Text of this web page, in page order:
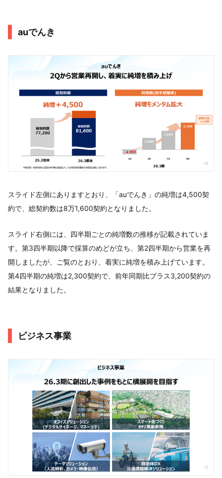
auでんき
スライド左側にありますとおり、「auでんき」の純増は4,500契
約で、総契約数は8万1,600契約となりました。
スライド右側には、四半期ごとの純増数の推移が記載されていま
す。第3四半期以降で採算のめどが立ち、第2四半期から営業を再
開しましたが、ご覧のとおり、着実に純増を積み上げています。
第4四半期の純増は2,300契約で、前年同期比プラス3,200契約の
結果となりました。
ビジネス事業